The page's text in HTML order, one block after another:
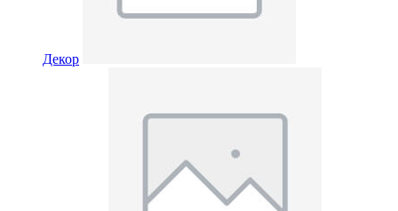
Декор